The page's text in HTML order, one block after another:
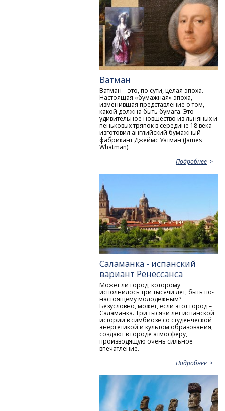
Ватман
Ватман – это, по сути, целая эпоха.
Настоящая «бумажная» эпоха,
изменившая представление о том,
какой должна быть бумага. Это
удивительное новшество из льняных и
пеньковых тряпок в середине 18 века
изготовил английский бумажный
фабрикант Джеймс Уатман (James
Whatman).
Подробнее
Саламанка - испанский
вариант Ренессанса
Может ли город, которому
исполнилось три тысячи лет, быть по-
настоящему молодёжным?
Безусловно, может, если этот город –
Саламанка. Три тысячи лет испанской
истории в симбиозе со студенческой
энергетикой и культом образования,
создают в городе атмосферу,
производящую очень сильное
впечатление.
Подробнее